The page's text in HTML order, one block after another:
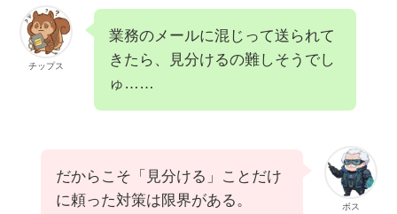
チップス
業務のメールに混じって送られて
きたら、見分けるの難しそうでし
ゅ……
ボス
だからこそ「見分ける」ことだけ
に頼った対策は限界がある。